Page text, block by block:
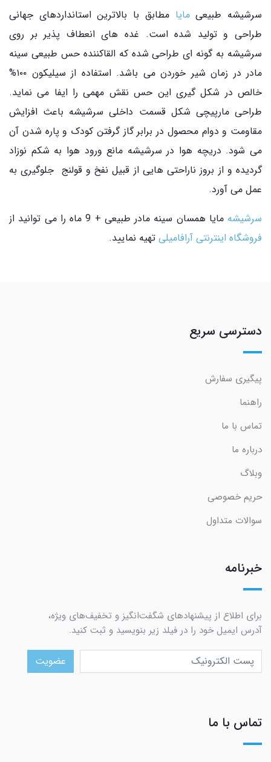
سرشیشه طبیعیمایا مطابق با بالاترین استانداردهای جهانی
طراحی و تولید شده است. غده های انعطاف پذیر بر روی
سرشیشه به گونه ای طراحی شده که القاکننده حس طبیعی سینه
مادر در زمان شیر خوردن می باشد. استفاده از سیلیکون ۱۰۰%
خالص در شکل گیری این حس نقش مهمی را ایفا می نماید.
طراحی مارپیچی شکل قسمت داخلی سرشیشه باعث افزایش
مقاومت و دوام محصول در برابر گاز گرفتن کودک و پاره شدن آن
می شود. دریچه هوا در سرشیشه مانع ورود هوا به شکم نوزاد
گردیده و از بروز ناراحتی هایی از قبیل نفخ و قولنج جلوگیری به
عمل می آورد.
سرشیشه مایا همسان سینه مادر طبیعی + 9 ماه را می توانید از
فروشگاه اینترنتی آرافامیلی تهیه نمایید.
دسترسی سریع
پیگیری سفارش
راهنما
تماس با ما
درباره ما
وبلاگ
حریم خصوصی
سوالات متداول
خبرنامه
برای اطلاع از پیشنهادهای شگفت‌انگیز و تخفیف‌های ویژه،
آدرس ایمیل خود را در فیلد زیر بنویسید و ثبت کنید.
عضویت
تماس با ما